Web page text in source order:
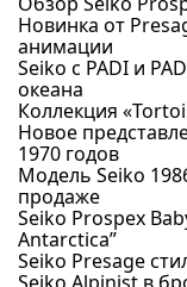
Новинка от
анимации
Seiko с PADI и
океана
Коллекция
Новое
1970 годов
Модель Seiko
продаже
Seiko Prospex
Antarctica”
Seiko Presage